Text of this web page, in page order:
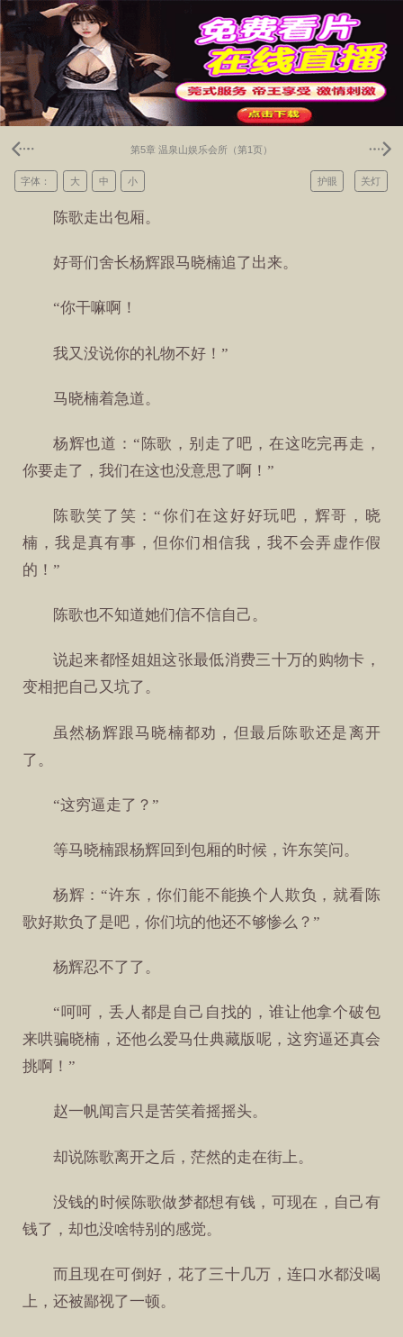
第5章 温泉山娱乐会所（第1页）
关灯
护眼
字体： 大 中 小
陈歌走出包厢。
好哥们舍长杨辉跟马晓楠追了出来。
“你干嘛啊！
我又没说你的礼物不好！”
马晓楠着急道。
杨辉也道：“陈歌，别走了吧，在这吃完再走，
你要走了，我们在这也没意思了啊！”
陈歌笑了笑：“你们在这好好玩吧，辉哥，晓
楠，我是真有事，但你们相信我，我不会弄虚作假
的！”
陈歌也不知道她们信不信自己。
说起来都怪姐姐这张最低消费三十万的购物卡，
变相把自己又坑了。
虽然杨辉跟马晓楠都劝，但最后陈歌还是离开
了。
“这穷逼走了？”
等马晓楠跟杨辉回到包厢的时候，许东笑问。
杨辉：“许东，你们能不能换个人欺负，就看陈
歌好欺负了是吧，你们坑的他还不够惨么？”
杨辉忍不了了。
“呵呵，丢人都是自己自找的，谁让他拿个破包
来哄骗晓楠，还他么爱马仕典藏版呢，这穷逼还真会
挑啊！”
赵一帆闻言只是苦笑着摇摇头。
却说陈歌离开之后，茫然的走在街上。
没钱的时候陈歌做梦都想有钱，可现在，自己有
钱了，却也没啥特别的感觉。
而且现在可倒好，花了三十几万，连口水都没喝
上，还被鄙视了一顿。